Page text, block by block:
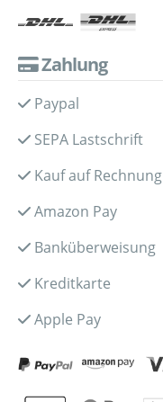
Zahlung
Paypal
SEPA Lastschrift
Kauf auf Rechnung
Amazon Pay
Banküberweisung
Kreditkarte
Apple Pay